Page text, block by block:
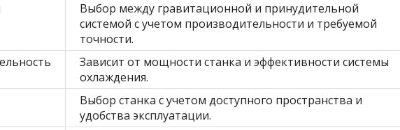
Выбор между гравитационной и принудительной
системой с учетом производительности и требуемой
точности.
Зависит от мощности станка и эффективности системы
охлаждения.
Выбор станка с учетом доступного пространства и
удобства эксплуатации.